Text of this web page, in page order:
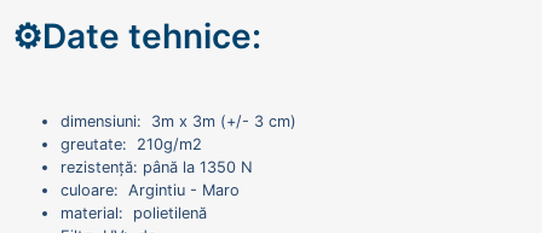
⚙️Date tehnice:
dimensiuni: 3m x 3m (+/- 3 cm)
greutate: 210g/m2
rezistență: până la 1350 N
culoare: Argintiu - Maro
material: polietilenă